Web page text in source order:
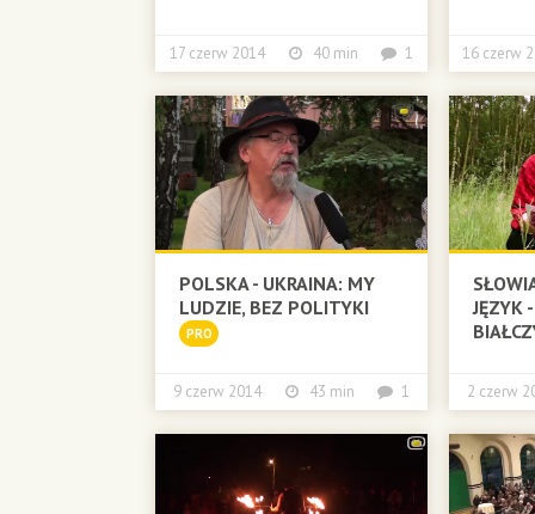
17 czerw 2014 40 min 1 16
POLSKA - UKRAINA: MY
LUDZIE, BEZ POLITYKI
PRO
9 czerw 2014 43 min 1
JĘZYK
2